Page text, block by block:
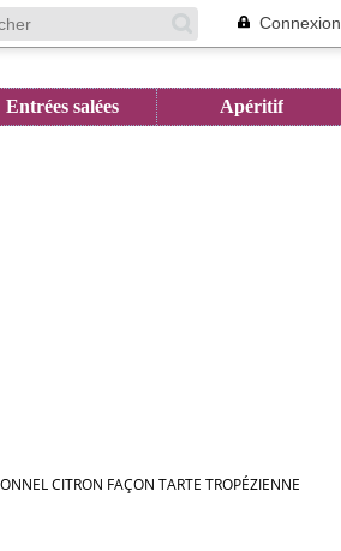
Connexion
Entrées salées Apéritif
CITRON FAÇON TARTE TROPÉZIENNE